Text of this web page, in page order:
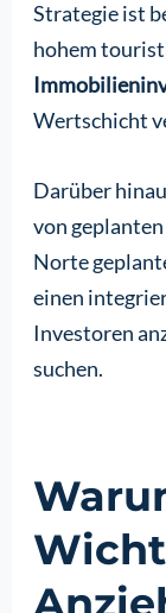
Strategie ist
hohem
Wertschicht
Darüber
von
Norte
einen
Investoren
suchen.